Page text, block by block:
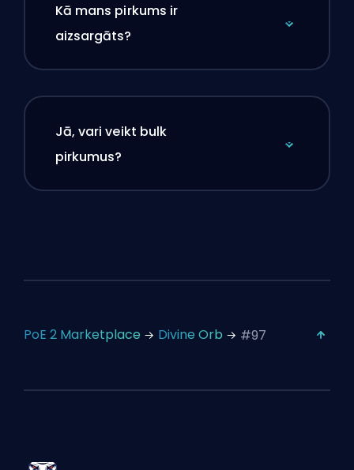
Kā mans pirkums ir
aizsargāts?
Jā, vari veikt bulk
pirkumus?
PoE 2 Marketplace Divine Orb #97